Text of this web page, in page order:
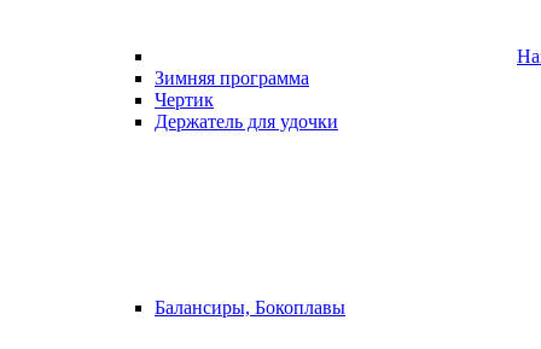
Зимняя программа
Чертик
Держатель для удочки
Балансиры, Бокоплавы